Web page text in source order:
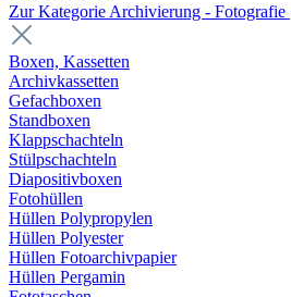
Zur Kategorie Archivierung - Fotografie
Boxen, Kassetten
Archivkassetten
Gefachboxen
Standboxen
Klappschachteln
Stülpschachteln
Diapositivboxen
Fotohüllen
Hüllen Polypropylen
Hüllen Polyester
Hüllen Fotoarchivpapier
Hüllen Pergamin